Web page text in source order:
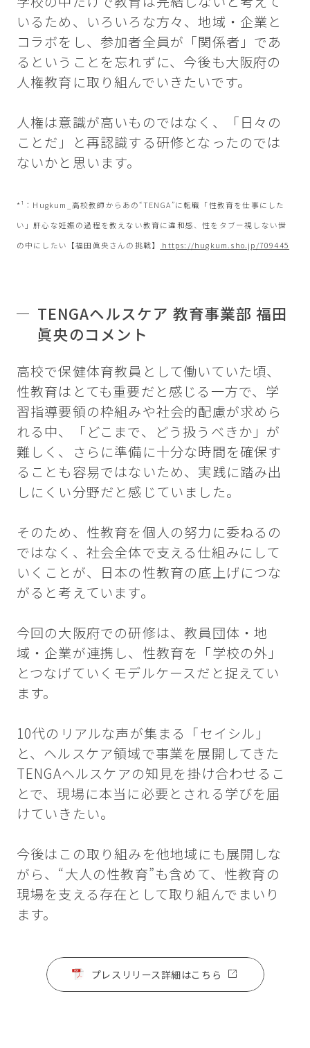
いるため、いろいろな方々、地域・企業と
コラボをし、参加者全員が「関係者」であ
るということを忘れずに、今後も大阪府の
人権教育に取り組んでいきたいです。
人権は意識が高いものではなく、「日々の
ことだ」と再認識する研修となったのでは
ないかと思います。
*¹：Hugkum_高校教師からあの“TENGA”に転職「性教育を仕事にした
い」肝心な妊娠の過程を教えない教育に違和感、性をタブー視しない世
の中にしたい【福田眞央さんの挑戦】
https://hugkum.sho.jp/709445
TENGAヘルスケア 教育事業部 福田
眞央のコメント
高校で保健体育教員として働いていた頃、
性教育はとても重要だと感じる一方で、学
習指導要領の枠組みや社会的配慮が求めら
れる中、「どこまで、どう扱うべきか」が
難しく、さらに準備に十分な時間を確保す
ることも容易ではないため、実践に踏み出
しにくい分野だと感じていました。
そのため、性教育を個人の努力に委ねるの
ではなく、社会全体で支える仕組みにして
いくことが、日本の性教育の底上げにつな
がると考えています。
今回の大阪府での研修は、教員団体・地
域・企業が連携し、性教育を「学校の外」
とつなげていくモデルケースだと捉えてい
ます。
10代のリアルな声が集まる「セイシル」
と、ヘルスケア領域で事業を展開してきた
TENGAヘルスケアの知見を掛け合わせるこ
とで、現場に本当に必要とされる学びを届
けていきたい。
今後はこの取り組みを他地域にも展開しな
がら、“大人の性教育”も含めて、性教育の
現場を支える存在として取り組んでまいり
ます。
プレスリリース詳細はこちら